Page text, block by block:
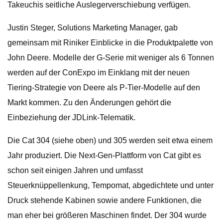
Takeuchis seitliche Auslegerverschiebung verfügen.
Justin Steger, Solutions Marketing Manager, gab
gemeinsam mit Riniker Einblicke in die Produktpalette von
John Deere. Modelle der G-Serie mit weniger als 6 Tonnen
werden auf der ConExpo im Einklang mit der neuen
Tiering-Strategie von Deere als P-Tier-Modelle auf den
Markt kommen. Zu den Änderungen gehört die
Einbeziehung der JDLink-Telematik.
Die Cat 304 (siehe oben) und 305 werden seit etwa einem
Jahr produziert. Die Next-Gen-Plattform von Cat gibt es
schon seit einigen Jahren und umfasst
Steuerknüppellenkung, Tempomat, abgedichtete und unter
Druck stehende Kabinen sowie andere Funktionen, die
man eher bei größeren Maschinen findet. Der 304 wurde